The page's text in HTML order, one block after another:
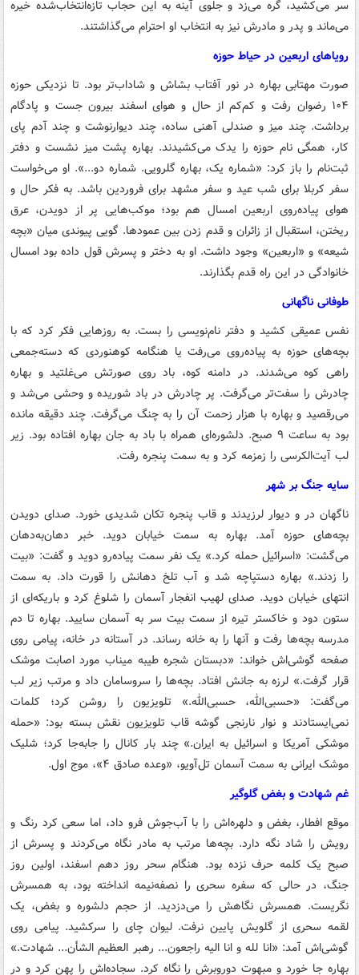
سر می‌کشید، گره می‌زد و جلوی آینه به این حجاب تازه‌انتخاب‌شده خیره
می‌ماند و پدر و مادرش نیز به انتخاب او احترام می‌گذاشتند.
رویاهای اربعین در حیاط حوزه
صورت مهتابی بهاره در نور آفتاب بشاش و شاداب‌تر بود. تا نزدیکی حوزه
۱۰۴ رضوان رفت و کم‌کم از حال و هوای اسفند بیرون جست و پادگام
برداشت. چند میز و صندلی آهنی ساده، چند دیوارنوشت و چند آدم پای
کار، همگی نام حوزه را یدک می‌کشیدند. بهاره پشت میز نشست و دفتر
ثبت‌نام را باز کرد: «شماره یک، بهاره گلرویی. شماره دو...». او می‌خواست
سفر کربلا برای شب عید و سفر مشهد برای فروردین باشد. به فکر حال و
هوای پیاده‌روی اربعین امسال هم بود؛ موکب‌هایی پر از دویدن، عرق
ریختن، استقبال از زائران و قدم زدن بین عمودها. گویی پیوندی میان «بچه
شیعه» و «اربعین» وجود داشت. او به دختر و پسرش قول داده بود امسال
خانوادگی در این راه قدم بگذارند.
طوفانی ناگهانی
نفس عمیقی کشید و دفتر نام‌نویسی را بست. به روزهایی فکر کرد که با
بچه‌های حوزه به پیاده‌روی می‌رفت یا هنگامه کوهنوردی که دسته‌جمعی
راهی کوه می‌شدند. در دامنه کوه، باد روی صورتش می‌غلتید و بهاره
چادرش را سفت‌تر می‌گرفت. پر چادرش در باد شوریده و وحشی می‌شد و
می‌رقصید و بهاره با هزار زحمت آن را به چنگ می‌گرفت. چند دقیقه مانده
بود به ساعت ۹ صبح. دلشوره‌ای همراه با باد به جان بهاره افتاده بود. زیر
لب آیت‌الکرسی را زمزمه کرد و به سمت پنجره رفت.
سایه جنگ بر شهر
ناگهان در و دیوار لرزیدند و قاب پنجره تکان شدیدی خورد. صدای دویدن
بچه‌های حوزه آمد. بهاره به سمت خیابان دوید. خبر دهان‌به‌دهان
می‌گشت: «اسرائیل حمله کرد.» یک نفر سمت پیاده‌رو دوید و گفت: «بیت
را زدند.» بهاره دستپاچه شد و آب تلخ دهانش را قورت داد. به سمت
انتهای خیابان دوید. صدای لهیب انفجار آسمان را شلوغ کرد و باریکه‌ای از
ستون دود و خاکستر تیره از سمت بیت سر به آسمان سایید. بهاره تا دم
مدرسه بچه‌ها رفت و آنها را به خانه رساند. در آستانه در خانه، پیامی روی
صفحه گوشی‌اش خواند: «دبستان شجره طیبه میناب مورد اصابت موشک
قرار گرفت.» لرزه به جانش افتاد. بچه‌ها را سروسامان داد و مرتب زیر لب
می‌گفت: «حسبی‌الله، حسبی‌الله.» تلویزیون را روشن کرد؛ کلمات
نمی‌ایستادند و نوار نارنجی گوشه قاب تلویزیون نقش بسته بود: «حمله
موشکی آمریکا و اسرائیل به ایران.» چند بار کانال را جابه‌جا کرد؛ شلیک
موشک ایرانی به سمت آسمان تل‌آویو، «وعده صادق ۴»، موج اول.
غم شهادت و بغض گلوگیر
موقع افطار، بغض و دلهره‌اش را با آب‌جوش فرو داد، اما سعی کرد رنگ و
رویش را شاد نگه دارد. بچه‌ها مرتب به مادر نگاه می‌کردند و پسرش از
صبح یک کلمه حرف نزده بود. هنگام سحر روز دهم اسفند، اولین روز
جنگ، در حالی که سفره سحری را نصفه‌نیمه انداخته بود، به همسرش
نگریست. همسرش نگاهش را می‌دزدید. از حجم دلشوره و بغض، یک
لقمه سحری از گلویش پایین نرفت. لیوان چای را سرکشید. پیامی روی
گوشی‌اش آمد: «انا لله و انا الیه راجعون... رهبر العظیم الشأن... شهادت.»
بهاره جا خورد و مبهوت دوروبرش را نگاه کرد. سجاده‌اش را پهن کرد و در